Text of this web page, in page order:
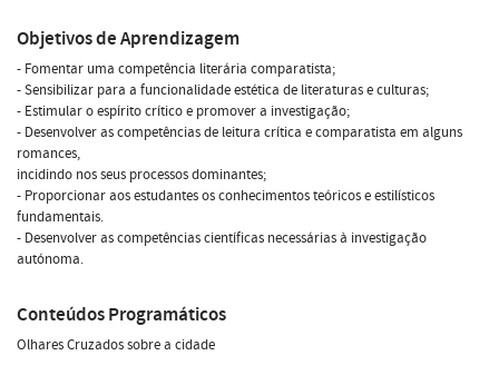
Objetivos de Aprendizagem
- Fomentar uma competência literária comparatista;
- Sensibilizar para a funcionalidade estética de literaturas e culturas;
- Estimular o espírito crítico e promover a investigação;
- Desenvolver as competências de leitura crítica e comparatista em alguns
romances,
incidindo nos seus processos dominantes;
- Proporcionar aos estudantes os conhecimentos teóricos e estilísticos
fundamentais.
- Desenvolver as competências científicas necessárias à investigação
autónoma.
Conteúdos Programáticos
Olhares Cruzados sobre a cidade